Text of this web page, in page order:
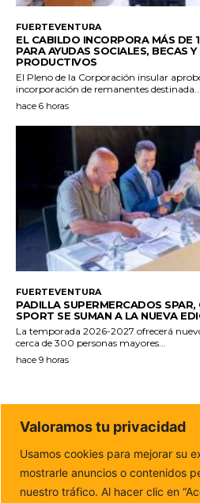
FUERTEVENTURA
EL CABILDO INCORPORA MÁS DE
PARA AYUDAS SOCIALES, BECAS
PRODUCTIVOS
El Pleno de la Corporación insular
incorporación de remanentes destinada...
hace 6 horas
FUERTEVENTURA
PADILLA SUPERMERCADOS
SPORT SE SUMAN A LA NUEVA
La temporada 2026-2027 ofrecerá
cerca de 300 personas mayores...
hace 9 horas